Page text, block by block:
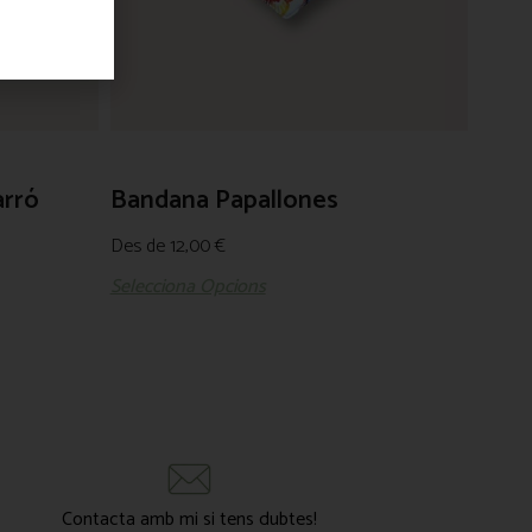
Bandana Papallones
Des de12,00€
Contacta amb mi si tens dubtes!